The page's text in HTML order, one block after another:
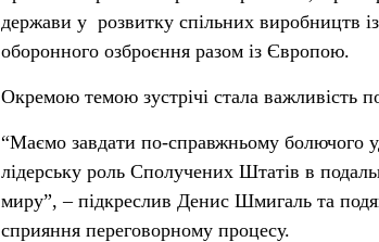
держави у розвитку спільних виробництв
оборонного озброєння разом із Європою.
Окремою темою зустрічі стала важливість
“Маємо завдати по-справжньому болючого
лідерську роль Сполучених Штатів в
миру”, – підкреслив Денис Шмигаль та
сприяння переговорному процесу.